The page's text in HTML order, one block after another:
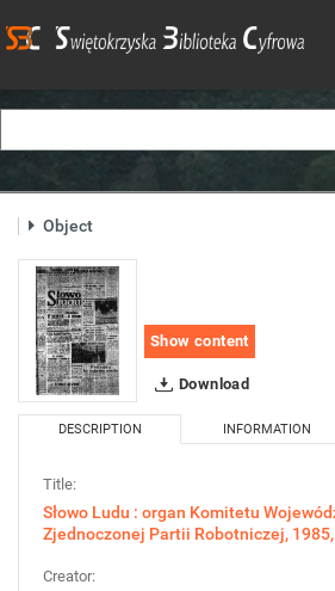
Object
Show content
Download
DESCRIPTION INFORMATION
Title:
Słowo Ludu : organ Komitetu
Zjednoczonej Partii Robotniczej, 1985,
Creator: